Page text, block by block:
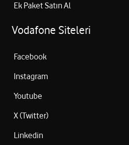
Ek Paket Satın Al
Vodafone Siteleri
Facebook
Instagram
Youtube
X (Twitter)
Linkedin